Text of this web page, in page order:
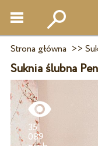
Strona główna >>
Suknia ślubna
35
089